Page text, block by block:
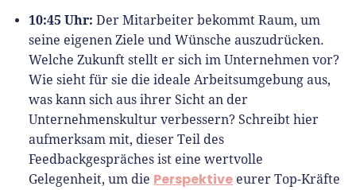
10:45 Uhr: Der Mitarbeiter bekommt Raum, um
seine eigenen Ziele und Wünsche auszudrücken.
Welche Zukunft stellt er sich im Unternehmen vor?
Wie sieht für sie die ideale Arbeitsumgebung aus,
was kann sich aus ihrer Sicht an der
Unternehmenskultur verbessern? Schreibt hier
aufmerksam mit, dieser Teil des
Feedbackgespräches ist eine wertvolle
Gelegenheit, um die Perspektive eurer Top-Kräfte